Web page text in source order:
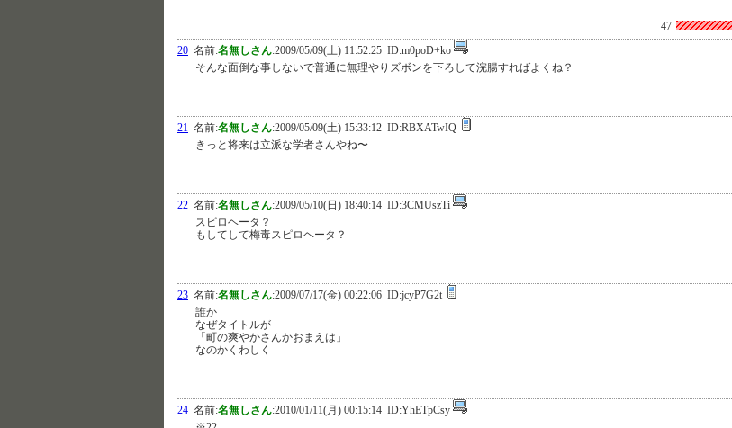
47
20 名前:名無しさん:2009/05/09(土) 11:52:25 ID:m0poD+ko
そんな面倒な事しないで普通に無理やりズボンを下ろして浣腸すればよくね？
21 名前:名無しさん:2009/05/09(土) 15:33:12 ID:RBXATwIQ
きっと将来は立派な学者さんやね〜
22 名前:名無しさん:2009/05/10(日) 18:40:14 ID:3CMUszTi
スピロヘータ？
もしてして梅毒スピロヘータ？
23 名前:名無しさん:2009/07/17(金) 00:22:06 ID:jcyP7G2t
誰か
なぜタイトルが
「町の爽やかさんかおまえは」
なのかくわしく
24 名前:名無しさん:2010/01/11(月) 00:15:14 ID:YhETpCsy